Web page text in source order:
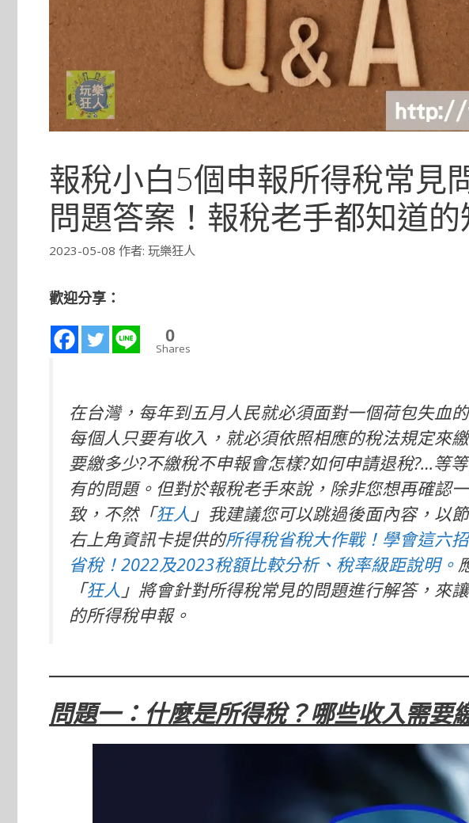
報稅小白5個申報所得稅常見
問題答案！報稅老手都知道的
2023-05-08 作者: 玩樂狂人
歡迎分享：
0
Shares
在台灣，每年到五月人民就必須面對一個荷包失血
每個人只要有收入，就必須依照相應的稅法規定來
要繳多少?不繳稅不申報會怎樣?如何申請退稅?…等
有的問題。但對於報稅老手來說，除非您想再確認
致，不然「狂人 」我建議您可以跳過後面內容，以
右上角資訊卡提供的所得稅省稅大作戰！學會這六
省稅！2022及2023稅額比較分析、稅率級距說明。
「狂人 」將會針對所得稅常見的問題進行解答，來
的所得稅申報。
問題一：什麼是所得稅？哪些收入需要